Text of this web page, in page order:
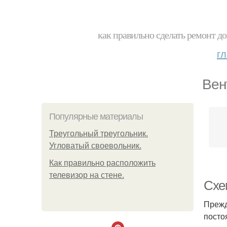
как правильно сделать ремонт
Популярные материалы
Треугольный треугольник.
Угловатый своевольник.
Как правильно расположить
телевизор на стене.